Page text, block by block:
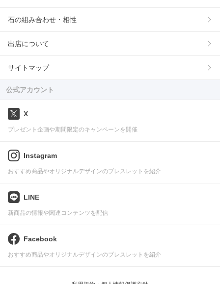
石の組み合わせ・相性
出店について
サイトマップ
公式アカウント
X
プレゼント企画や期間限定のキャンペーンを開催
Instagram
おすすめ商品やオリジナルデザインのブレスレットを紹介
LINE
新商品の情報や関連コンテンツを配信
Facebook
おすすめ商品やオリジナルデザインのブレスレットを紹介